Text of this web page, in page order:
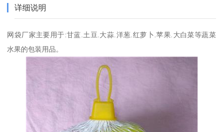
详细说明
网袋厂家主要用于:甘蓝.土豆.大蒜.洋葱.红萝卜.苹果.大白菜等蔬菜
水果的包装用品。